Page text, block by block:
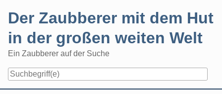
Der Zaubberer mit dem Hut
in der großen weiten Welt
Ein Zaubberer auf der Suche